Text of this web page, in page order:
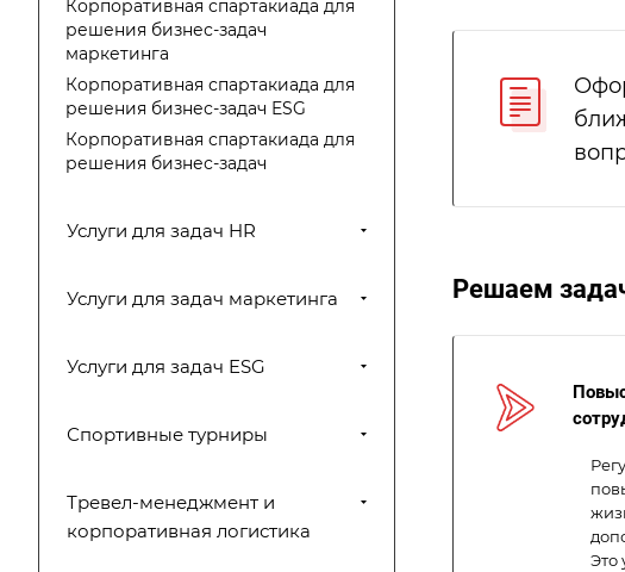
Решаем
Это
Корпоративная спартакиада для
решения бизнес-задач
маркетинга
Корпоративная спартакиада для
решения бизнес-задач ESG
Корпоративная спартакиада для
решения бизнес-задач
Услуги для задач HR
Услуги для задач маркетинга
Услуги для задач ESG
Спортивные турниры
Тревел-менеджмент и
корпоративная логистика